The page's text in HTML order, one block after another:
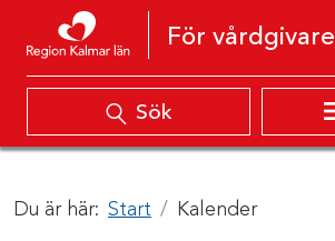
Hoppa till innehåll
För vårdgivare
Sök
Du är här: Start Kalender